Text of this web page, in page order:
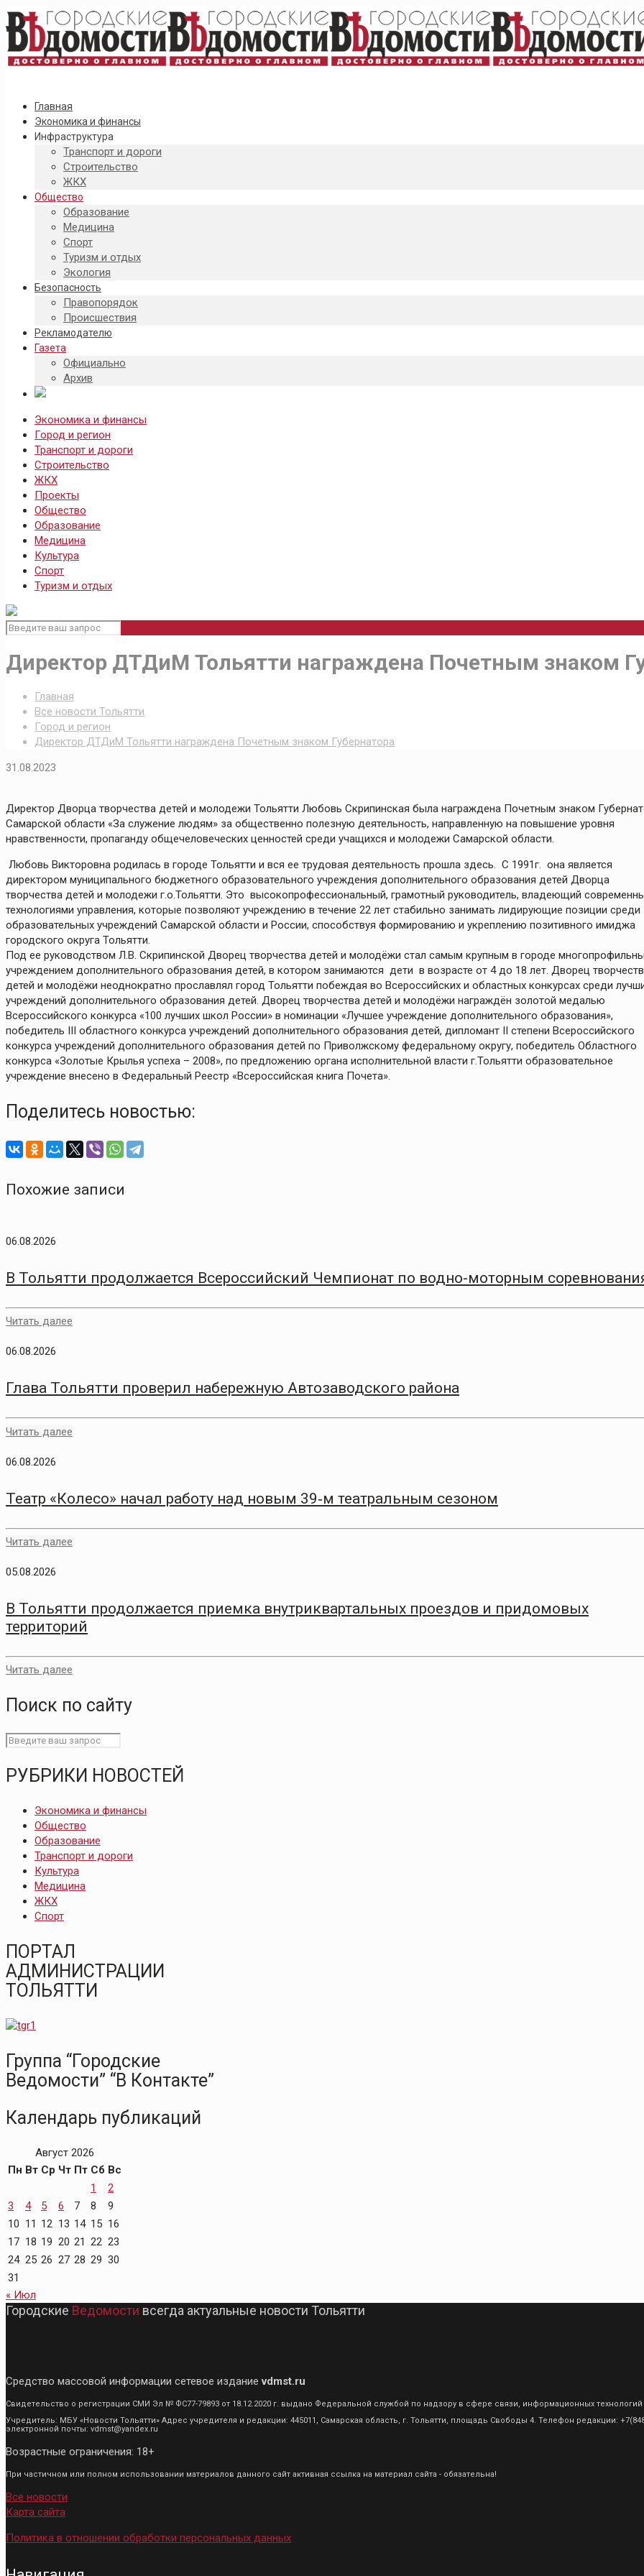
Главная
Экономика и финансы
Инфраструктура
Транспорт и дороги
Строительство
ЖКХ
Общество
Образование
Медицина
Спорт
Туризм и отдых
Экология
Безопасность
Правопорядок
Происшествия
Рекламодателю
Газета
Официально
Архив
Экономика и финансы
Город и регион
Транспорт и дороги
Строительство
ЖКХ
Проекты
Общество
Образование
Медицина
Культура
Спорт
Туризм и отдых
Директор ДТДиМ Тольятти награждена Почетным знаком
Главная
Все новости Тольятти
Город и регион
Директор ДТДиМ Тольятти награждена Почетным знаком Губернатора
31.08.2023
Директор Дворца творчества детей и молодежи Тольятти Любовь Скрипинская была награждена Почетным знаком
Самарской области «За служение людям» за общественно полезную деятельность, направленную на повышение уровня
нравственности, пропаганду общечеловеческих ценностей среди учащихся и молодежи Самарской области.
Любовь Викторовна родилась в городе Тольятти и вся ее трудовая деятельность прошла здесь. С 1991г. она является
директором муниципального бюджетного образовательного учреждения дополнительного образования детей Дворца
творчества детей и молодежи г.о.Тольятти. Это высокопрофессиональный, грамотный руководитель, владеющий
технологиями управления, которые позволяют учреждению в течение 22 лет стабильно занимать лидирующие позиции среди
образовательных учреждений Самарской области и России, способствуя формированию и укреплению позитивного имиджа
городского округа Тольятти.
Под ее руководством Л.В. Скрипинской Дворец творчества детей и молодёжи стал самым крупным в городе
учреждением дополнительного образования детей, в котором занимаются дети в возрасте от 4 до 18 лет. Дворец
детей и молодёжи неоднократно прославлял город Тольятти побеждая во Всероссийских и областных конкурсах среди
учреждений дополнительного образования детей. Дворец творчества детей и молодёжи награждён золотой медалью
Всероссийского конкурса «100 лучших школ России» в номинации «Лучшее учреждение дополнительного образования»,
победитель III областного конкурса учреждений дополнительного образования детей, дипломант II степени Всероссийского
конкурса учреждений дополнительного образования детей по Приволжскому федеральному округу, победитель Областного
конкурса «Золотые Крылья успеха – 2008», по предложению органа исполнительной власти г.Тольятти образовательное
учреждение внесено в Федеральный Реестр «Всероссийская книга Почета».
Поделитесь новостью:
Похожие записи
06.08.2026
В Тольятти продолжается Всероссийский Чемпионат по водно-моторным
Читать далее
06.08.2026
Глава Тольятти проверил набережную Автозаводского района
Читать далее
06.08.2026
Театр «Колесо» начал работу над новым 39‑м театральным сезоном
Читать далее
05.08.2026
В Тольятти продолжается приемка внутриквартальных проездов и придомовых
территорий
Читать далее
Поиск по сайту
РУБРИКИ НОВОСТЕЙ
Экономика и финансы
Общество
Образование
Транспорт и дороги
Культура
Медицина
ЖКХ
Спорт
ПОРТАЛ
АДМИНИСТРАЦИИ
ТОЛЬЯТТИ
Группа “Городские
Ведомости” “В Контакте”
Календарь публикаций
Август 2026
Пн Вт Ср Чт Пт Сб Вс
1
2
3
4 5 6 7 8
9
10 11 12 13 14 15 16
17 18 19 20 21 22 23
24 25 26 27 28 29 30
31
« Июл
Городские Ведомости всегда актуальные новости Тольятти
Средство массовой информации сетевое изданиеvdmst.ru
Свидетельство о регистрации СМИ Эл № ФС77-79893 от 18.12.2020 г. выдано Федеральной службой по надзору в сфере связи, информационных
Учредитель: МБУ «Новости Тольятти» Адрес учредителя и редакции: 445011, Самарская область, г. Тольятти, площадь Свободы 4. Телефон редакции:
электронной почты: vdmst@yandex.ru
Возрастные ограничения: 18+
При частичном или полном использовании материалов данного сайт активная ссылка на материал сайта - обязательна!
Все новости
Карта сайта
Политика в отношении обработки персональных данных